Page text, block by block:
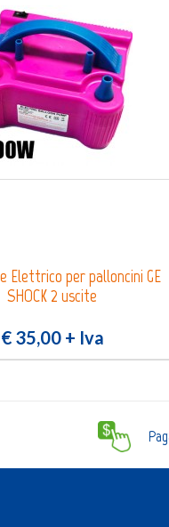
Elettrico per palloncini GE
SHOCK 2 uscite
€ 35,00+ Iva